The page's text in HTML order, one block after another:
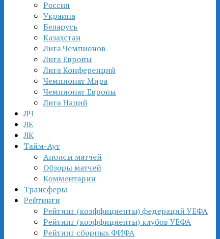
Россия
Украина
Беларусь
Казахстан
Лига Чемпионов
Лига Европы
Лига Конференций
Чемпионат Мира
Чемпионат Европы
Лига Наций
ЛЧ
ЛЕ
ЛК
Тайм-Аут
Анонсы матчей
Обзоры матчей
Комментарии
Трансферы
Рейтинги
Рейтинг (коэффициенты) федераций УЕФА
Рейтинг (коэффициенты) клубов УЕФА
Рейтинг сборных ФИФА